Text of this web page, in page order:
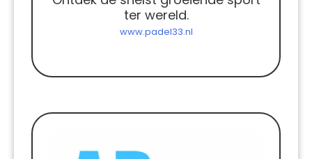
ter wereld.
www.padel33.nl